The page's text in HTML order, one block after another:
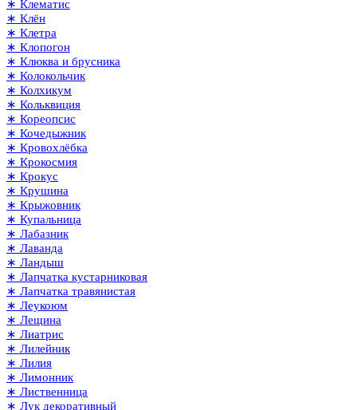
∗ Клематис
∗ Клён
∗ Клетра
∗ Клопогон
∗ Клюква и брусника
∗ Колокольчик
∗ Колхикум
∗ Кольквиция
∗ Кореопсис
∗ Кочедыжник
∗ Кровохлёбка
∗ Крокосмия
∗ Крокус
∗ Крушина
∗ Крыжовник
∗ Купальница
∗ Лабазник
∗ Лаванда
∗ Ландыш
∗ Лапчатка кустарниковая
∗ Лапчатка травянистая
∗ Леукоюм
∗ Лещина
∗ Лиатрис
∗ Лилейник
∗ Лилия
∗ Лимонник
∗ Лиственница
∗ Лук декоративный